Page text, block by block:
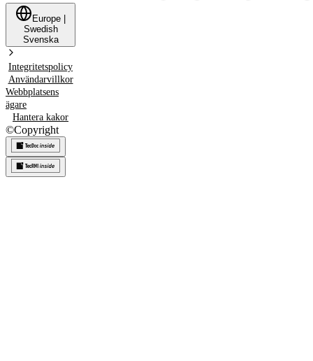
Europe
Swedish
Svenska
Integritetspolicy
Användarvillkor
Webbplatsens
ägare
Hantera kakor
©Copyright